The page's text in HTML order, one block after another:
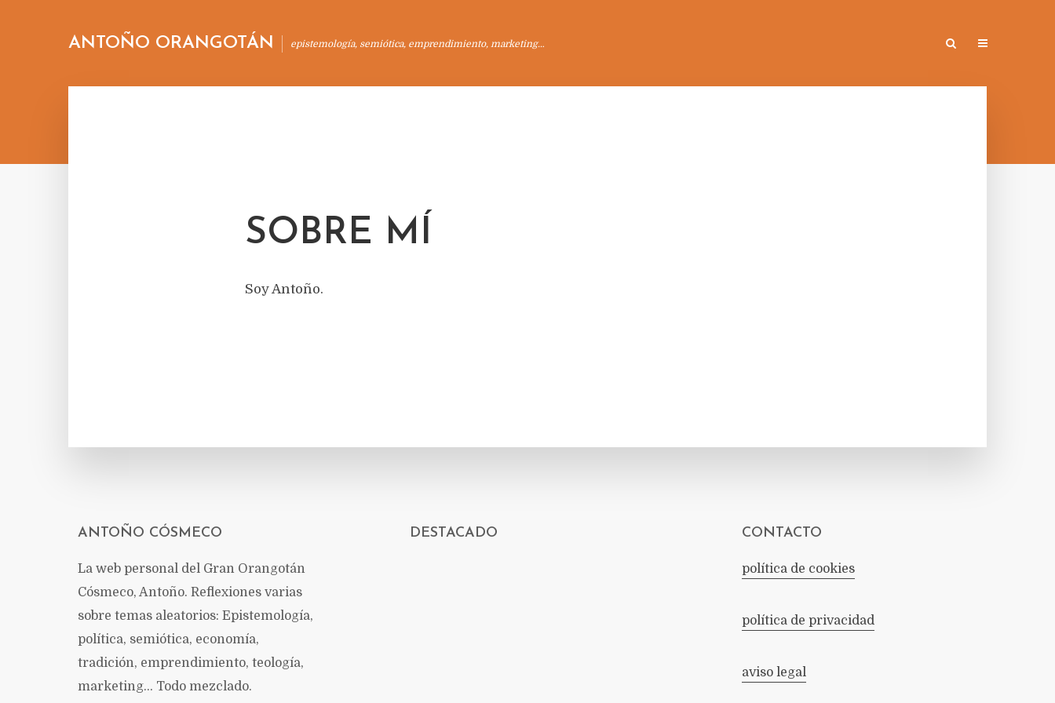
ANTOÑO ORANGOTÁN epistemología, semiótica, emprendimiento, marketing…
SOBRE MÍ
Soy Antoño.
ANTOÑO CÓSMECO
La web personal del Gran Orangotán
Cósmeco, Antoño. Reflexiones varias
sobre temas aleatorios: Epistemología,
política, semiótica, economía,
tradición, emprendimiento, teología,
marketing… Todo mezclado.
DESTACADO CONTACTO
política de cookies
política de privacidad
aviso legal